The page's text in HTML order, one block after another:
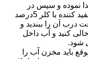
نموده و سپس در
100لیتر آب یک قاشق چای خوری مایع سفید کننده با کلر 5درصد
آب بریزید و در مدت 12 ساعت درب آن را ببندید و
خالی کنید و آب داخل
شود.
باید مخزن آب را